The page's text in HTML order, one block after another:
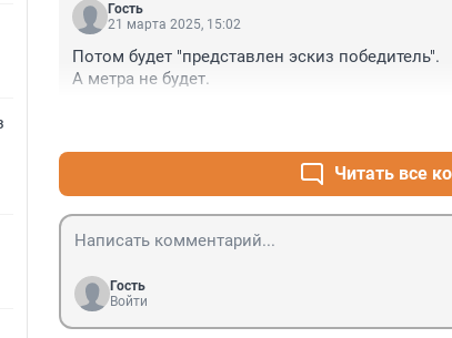
Гость
21 марта 2025, 15:02
Потом будет "представлен эскиз победитель".
А метра не будет.
Читать все
Гость
Войти